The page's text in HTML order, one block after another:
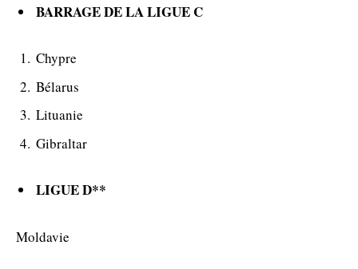
BARRAGE DE LA LIGUE C
Chypre
Bélarus
Lituanie
Gibraltar
LIGUE D**
Moldavie